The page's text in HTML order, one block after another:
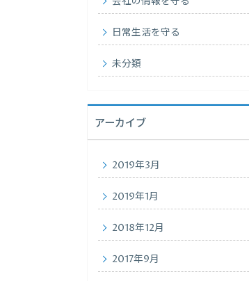
日常生活を守る
未分類
アーカイブ
2019年3月
2019年1月
2018年12月
2017年9月